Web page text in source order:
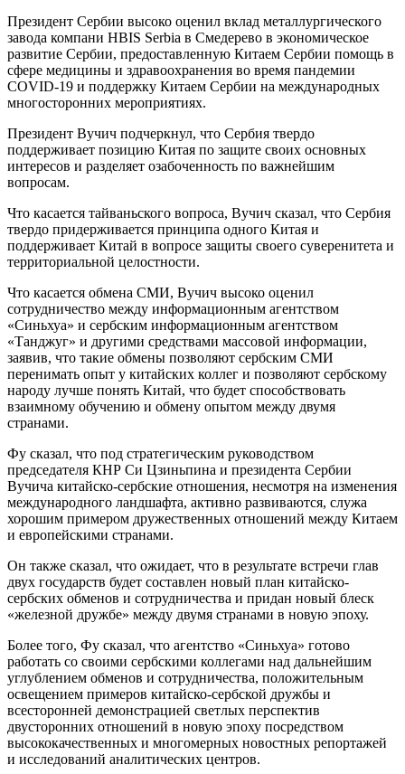
Президент Сербии высоко оценил вклад металлургического
завода компани HBIS Serbia в Смедерево в экономическое
развитие Сербии, предоставленную Китаем Сербии помощь в
сфере медицины и здравоохранения во время пандемии
COVID-19 и поддержку Китаем Сербии на международных
многосторонних мероприятиях.
Президент Вучич подчеркнул, что Сербия твердо
поддерживает позицию Китая по защите своих основных
интересов и разделяет озабоченность по важнейшим
вопросам.
Что касается тайваньского вопроса, Вучич сказал, что Сербия
твердо придерживается принципа одного Китая и
поддерживает Китай в вопросе защиты своего суверенитета и
территориальной целостности.
Что касается обмена СМИ, Вучич высоко оценил
сотрудничество между информационным агентством
«Синьхуа» и сербским информационным агентством
«Танджуг» и другими средствами массовой информации,
заявив, что такие обмены позволяют сербским СМИ
перенимать опыт у китайских коллег и позволяют сербскому
народу лучше понять Китай, что будет способствовать
взаимному обучению и обмену опытом между двумя
странами.
Фу сказал, что под стратегическим руководством
председателя КНР Си Цзиньпина и президента Сербии
Вучича китайско-сербские отношения, несмотря на изменения
международного ландшафта, активно развиваются, служа
хорошим примером дружественных отношений между Китаем
и европейскими странами.
Он также сказал, что ожидает, что в результате встречи глав
двух государств будет составлен новый план китайско-
сербских обменов и сотрудничества и придан новый блеск
«железной дружбе» между двумя странами в новую эпоху.
Более того, Фу сказал, что агентство «Синьхуа» готово
работать со своими сербскими коллегами над дальнейшим
углублением обменов и сотрудничества, положительным
освещением примеров китайско-сербской дружбы и
всесторонней демонстрацией светлых перспектив
двусторонних отношений в новую эпоху посредством
высококачественных и многомерных новостных репортажей
и исследований аналитических центров.